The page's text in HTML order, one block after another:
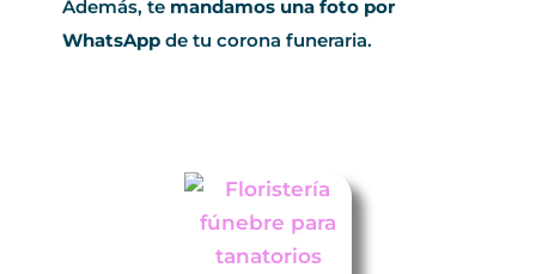
Además, te mandamos una foto por
WhatsAppde tu corona funeraria.